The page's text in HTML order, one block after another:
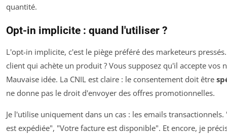
quantité.
Opt-in implicite : quand l'utiliser ?
L'opt-in implicite, c'est le piège préféré des marketeurs
client qui achète un produit ? Vous supposez qu'il accepte vos
Mauvaise idée. La CNIL est claire : le consentement doit être
ne donne pas le droit d'envoyer des offres promotionnelles.
Je l'utilise uniquement dans un cas : les emails
est expédiée", "Votre facture est disponible". Et encore, je